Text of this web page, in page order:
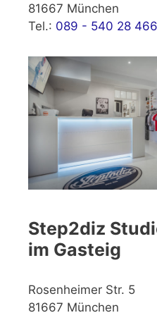
81667 München
Tel.: 089 - 540 28 466
Step2diz
im Gasteig
Rosenheimer Str. 5
81667 München